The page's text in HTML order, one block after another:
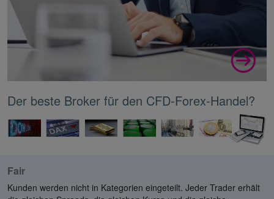
Der beste Broker für den CFD-Forex-Handel?
Fair
Kunden werden nicht in Kategorien eingeteilt. Jeder Trader erhält